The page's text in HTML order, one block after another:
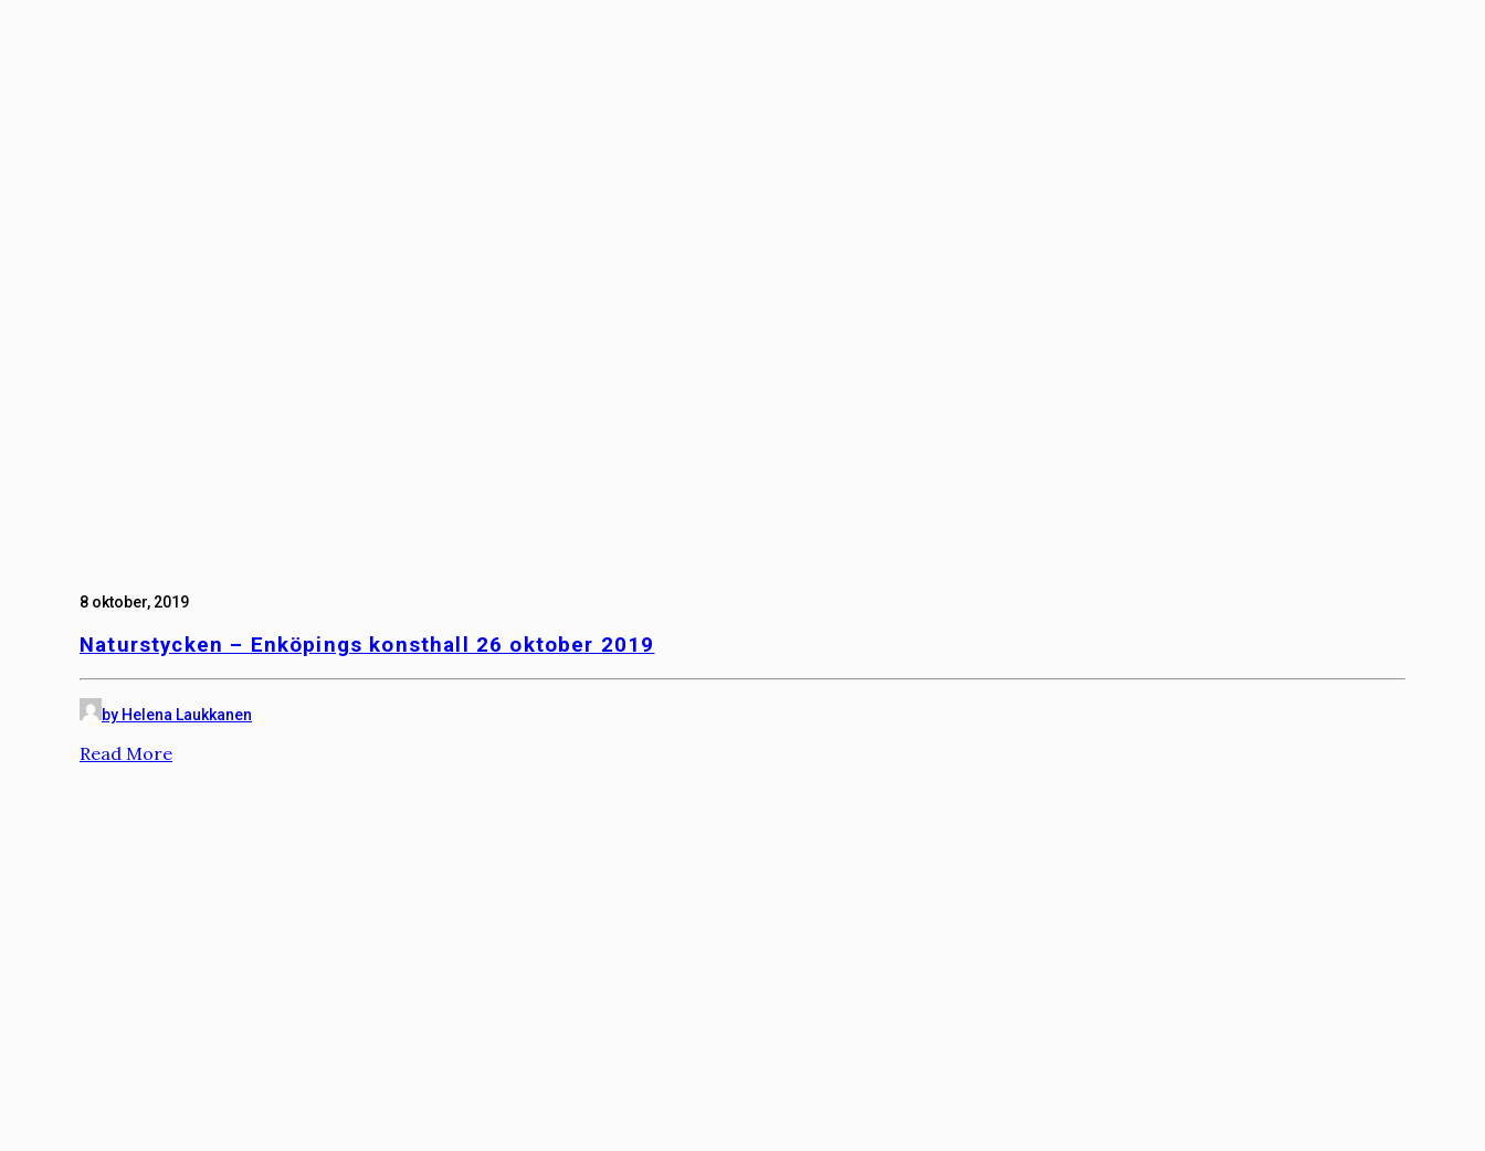
8 oktober, 2019
Naturstycken – Enköpings konsthall 26 oktober 2019
by Helena Laukkanen
Read More